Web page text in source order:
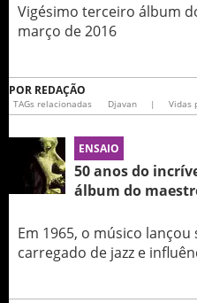
Vigésimo terceiro álbum
março de 2016
POR REDAÇÃO
TAGs relacionadas Djavan | Vidas
ENSAIO
50 anos do
álbum do
Em 1965, o músico
carregado de jazz e